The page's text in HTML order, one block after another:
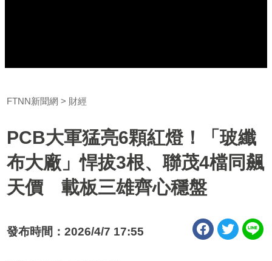
FTNN新聞網 財經
PCB大軍猛亮6顆紅燈！「玻纖
布大廠」悍拔3根、聯茂4檔同飆
天價 載板三雄齊心穩盤
發布時間：2026/4/7 17:55